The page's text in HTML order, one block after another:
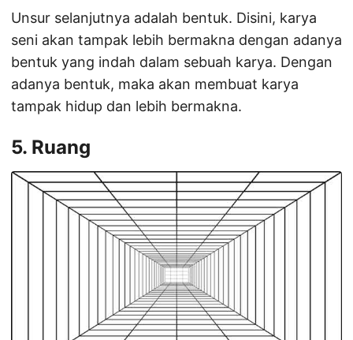
Unsur selanjutnya adalah bentuk. Disini, karya
seni akan tampak lebih bermakna dengan adanya
bentuk yang indah dalam sebuah karya. Dengan
adanya bentuk, maka akan membuat karya
tampak hidup dan lebih bermakna.
5. Ruang